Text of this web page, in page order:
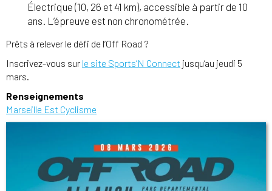
Électrique (10, 26 et 41 km), accessible à partir de 10
ans. L’épreuve est non chronométrée.
Prêts à relever le défi de l’Off Road ?
Inscrivez-vous sur le site Sports’N Connect jusqu’au jeudi 5
mars.
Renseignements
Marseille Est Cyclisme